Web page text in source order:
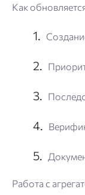
Как
Работа с